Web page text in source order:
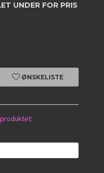
UNDER FOR PRIS
ØNSKELISTE